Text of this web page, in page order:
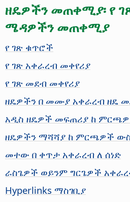
ዘዴዎችን መጠቀሚያ፡ የ
ሜዳዎችን መጠቀሚያ
የ ገጽ ቁጥሮች
የ ገጽ አቀራረብ መቀየሪያ
የ ገጽ መደብ መቀየሪያ
ዘዴዎችን በ መሙያ አቀራረብ ዘዴ
አዲስ ዘዴዎች መፍጠሪያ ከ
ዘዴዎችን ማሻሻያ ከ ምርጫዎች
መተው በ ቀጥታ አቀራረብ ለ ሰነድ
ራስጌዎች ወይንም ግርጌዎች
Hyperlinks ማስገቢያ